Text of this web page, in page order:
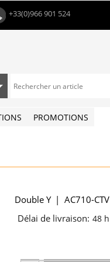
+33(0)966 901 524
PROMOTIONS
Double Y
AC710-CTV
Délai de livraison: 48 h